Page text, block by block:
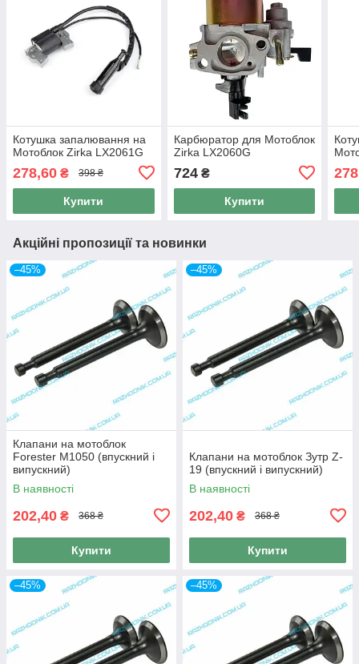
Котушка запалювання на
Мотоблок Zirka LX2061G
278,60 ₴ 398 ₴
Купити
Карбюратор для Мотоблок
Zirka LX2060G
724₴
Купити
Акційні пропозиції та новинки
–45%
Клапани на мотоблок
Forester M1050 (впускний і
випускний)
В наявності
202,40 ₴ 368 ₴
Купити
–45%
Клапани на мотоблок Зутр Z-
19 (впускний і випускний)
В наявності
202,40 ₴ 368 ₴
Купити
–45% –45%